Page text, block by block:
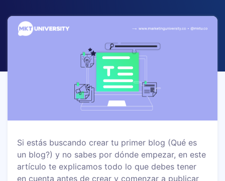
Si estás buscando crear tu primer blog (Qué es
un blog?) y no sabes por dónde empezar, en este
artículo te explicamos todo lo que debes tener
en cuenta antes de crear y comenzar a publicar